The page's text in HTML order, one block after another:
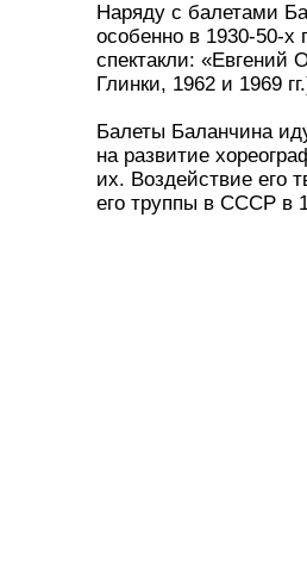
Наряду с балетами
особенно в 1930-50-х
спектакли:
Глинки, 1962 и 1969
Балеты Баланчина
на развитие
их. Воздействие его
его труппы в СССР в